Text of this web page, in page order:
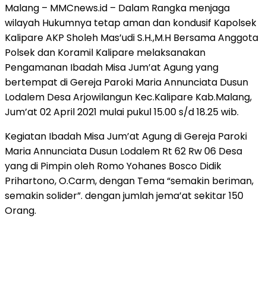
Malang – MMCnews.id – Dalam Rangka menjaga
wilayah Hukumnya tetap aman dan kondusif Kapolsek
Kalipare AKP Sholeh Mas’udi S.H.,M.H Bersama Anggota
Polsek dan Koramil Kalipare melaksanakan
Pengamanan Ibadah Misa Jum’at Agung yang
bertempat di Gereja Paroki Maria Annunciata Dusun
Lodalem Desa Arjowilangun Kec.Kalipare Kab.Malang,
Jum’at 02 April 2021 mulai pukul 15.00 s/d 18.25 wib.
Kegiatan Ibadah Misa Jum’at Agung di Gereja Paroki
Maria Annunciata Dusun Lodalem Rt 62 Rw 06 Desa
yang di Pimpin oleh Romo Yohanes Bosco Didik
Prihartono, O.Carm, dengan Tema “semakin beriman,
semakin solider”. dengan jumlah jema’at sekitar 150
Orang.